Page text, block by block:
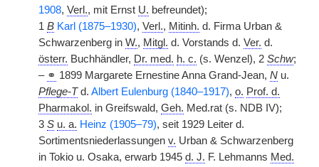
1908, Verl., mit Ernst U. befreundet);
1 B Karl (1875–1930), Verl., Mitinh. d. Firma Urban &
Schwarzenberg in W., Mitgl. d. Vorstands d. Ver. d.
österr. Buchhändler, Dr. med. h. c. (s. Wenzel), 2 Schw;
– ⚭ 1899 Margarete Ernestine Anna Grand-Jean, N u.
Pflege-Td. Albert Eulenburg (1840–1917), o. Prof. d.
Pharmakol. in Greifswald, Geh. Med.rat (s. NDB IV);
3 S u. a. Heinz (1905–79), seit 1929 Leiter d.
Sortimentsniederlassungen v. Urban & Schwarzenberg
in Tokio u. Osaka, erwarb 1945 d. J. F. Lehmanns Med.